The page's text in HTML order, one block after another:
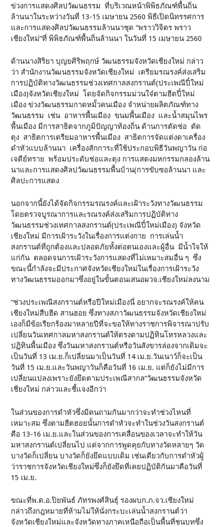
ข่วงการแสดงศิลปวัฒนธรรม ที่บริเวณหน้าพิพิธภัณฑ์พื้นถิ่น
ล้านนาในระหว่างวันที่ 13-15 เมษายน 2560 พิธีเปิดนิทรรศการ
และการแสดงศิลปวัฒนธรรมล้านนาชุด “พราววิจิตร พราว
เชียงใหม่”ที่ พิพิธภัณฑ์พื้นถิ่นล้านนา ในวันที่ 15 เมษายน 2560
ด้านนางสิริยา บุญยศิริพฤกษ์ วัฒนธรรมจังหวัดเชียงใหม่ กล่าว
ว่า สำนักงานวัฒนธรรมจังหวัดเชียงใหม่ เตรียมรณรงค์ส่งเสริม
การปฏิบัติทางวัฒนธรรมช่วงเทศกาลสงกรานต์(ประเพณีปี๋ใหม่
เมือง)จังหวัดเชียงใหม่ โดยจัดกิจกรรมม่วนใจ๋ตามฮีตปี๋ใหม่
เมือง ข่วงวัฒนธรรมกาดหมั้วคนเมือง จำหน่ายผลิตภัณฑ์ทาง
วัฒนธรรม เช่น อาหารพื้นเมือง ขนมพื้นเมือง และน้ำสมุนไพร
พื้นเมือง มีการสาธิตจากภูมิปัญญาท้องถิ่น ด้านการตัดช่อ ตัด
ตุง สาธิตการเตรียมอาหารพื้นเมือง สาธิตการจัดแต่งดาเครื่อง
ดำหัวแบบล้านนา เครื่องสักการะที่ใช้ประกอบพิธีวันพญาวัน ก่อ
เจดีย์ทราย พร้อมประดับช่อและตุง การแสดงมหกรรมกลองล้าน
นาและการแสดงศิลปวัฒนธรรมพื้นบ้าน(การขับซอล้านนา และ
ศิลปะการแสดง
นอกจากนี้ยังได้จัดกิจกรรมรณรงค์และเฝ้าระวังทางวัฒนธรรม
โดยตรวจบูรณาการและรณรงค์ส่งเสริมการปฏิบัติทาง
วัฒนธรรมช่วงเทศกาลสงกรานต์(ประเพณีปี๋ใหม่เมือง) จังหวัด
เชียงใหม่ มีการเฝ้าระวังในเรื่องการแต่งกาย การเล่นน้ำ
สงกรานต์ที่ถูกต้องและปลอดภัยทั้งต่อตนเองและผู้อื่น มีน้ำใจให้
แก่กัน ตลอดจนการเฝ้าระวังการแสดงที่ไม่เหมาะสมอื่น ๆ ซึ่ง
ขณะนี้กำลังจะมีประกาศจังหวัดเชียงใหม่ในเรื่องการเฝ้าระวัง
ทางวัฒนธรรมออกมาซึ่งอยู่ในขั้นตอนเสนอผวจ.เชียงใหม่ลงนาม
“ช่วงประเพณีสงกรานต์หรือปีใหม่เมืองนี่ อยากจะรณรงค์ให้คน
เชียงใหม่สืบฮีด สานฮอย ซึ่งทางสภาวัฒนธรรมจังหวัดเชียงใหม่
เองก็มีข้อเรียกร้องมาหลายปีที่จะขอให้ทางราชการพิจารณาปรับ
เปลี่ยนวันเทศกาลมหาสงกรานต์ให้ตรงตามปฏิทินโหรหลวงและ
ปฏิทินพื้นเมือง ซึ่งวันมหาสงกรานต์หรือวันสังขารล่องจากเดิมจะ
เป็นวันที่ 13 เม.ย.ก็เปลี่ยนมาเป็นวันที่ 14 เม.ย.วันเนาว์ก็จะเป็น
วันที่ 15 เม.ย.และวันพญาวันก็คือวันที่ 16 เม.ย. แต่ก็ยังไม่มีการ
เปลี่ยนแปลงเพราะยังยึดตามประเพณีสากล”วัฒนธรรมจังหวัด
เชียงใหม่ กล่าวและชี้แจงอีกว่า
ในส่วนของการดำหัวซึ่งมีคนถามกันมากว่าจะทำช่วงไหนที่
เหมาะสม ซึ่งตามฮีตฮอยนั้นการดำหัวจะทำในช่วงวันสงกรานต์
คือ 13-16 เม.ย.และในส่วนของการเคลื่อนของเวลาจะทำให้วัน
มหาสงกรานต์เปลี่ยนไป แต่จากการพูดคุยกับทางวัดหลายๆ วัด
บางวัดก็เปลี่ยน บางวัดก็ยังยึดแบบเดิม เช่นเดียวกับการดำหัวผู้
ว่าราชการจังหวัดเชียงใหม่ซึ่งก็ยังยึดที่เคยปฏิบัติกันมาคือวันที่
15 เม.ย.
ขณะที่พ.ต.อ.ปิยพันธ์ ภัทรพงศ์สินธุ์ รองผบก.ภ.จว.เชียงใหม่
กล่าวถึงกฎหมายที่ห้ามไม่ให้นั่งกระบะเล่นน้ำสงกรานต์ว่า
จังหวัดเชียงใหม่และจังหวัดทางภาคเหนือถือเป็นพื้นที่ชนบทซึ่ง